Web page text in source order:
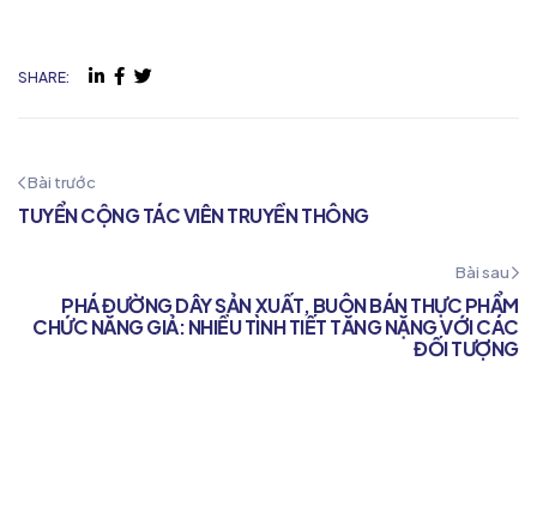
SHARE:
Bài trước
TUYỂN CỘNG TÁC VIÊN TRUYỀN THÔNG
Bài sau
PHÁ ĐƯỜNG DÂY SẢN XUẤT, BUÔN BÁN THỰC PHẨM
CHỨC NĂNG GIẢ: NHIỀU TÌNH TIẾT TĂNG NẶNG VỚI CÁC
ĐỐI TƯỢNG